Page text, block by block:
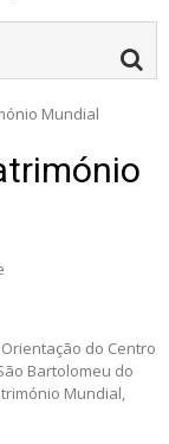
Mundial
do Centro
Bartolomeu do
Mundial,